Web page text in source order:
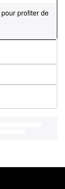
pour profiter de